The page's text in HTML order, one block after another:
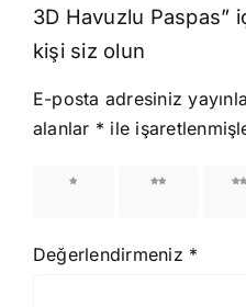
3D Havuzlu Paspas”
kişi siz olun
E-posta adresiniz
alanlar * ile
2/5
3/5
Değerlendirmeniz *